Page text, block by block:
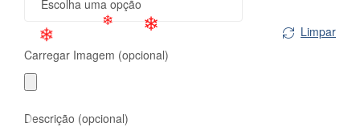
Limpar
Carregar Imagem (opcional)
Descrição (opcional)
❄
❄
❄
❄